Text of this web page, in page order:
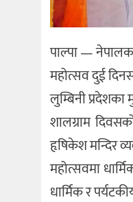
पाल्पा —
महोत्सव दुई
लुम्बिनी
शालग्राम
हृषिकेश मन्दिर
महोत्सवमा
धार्मिक र